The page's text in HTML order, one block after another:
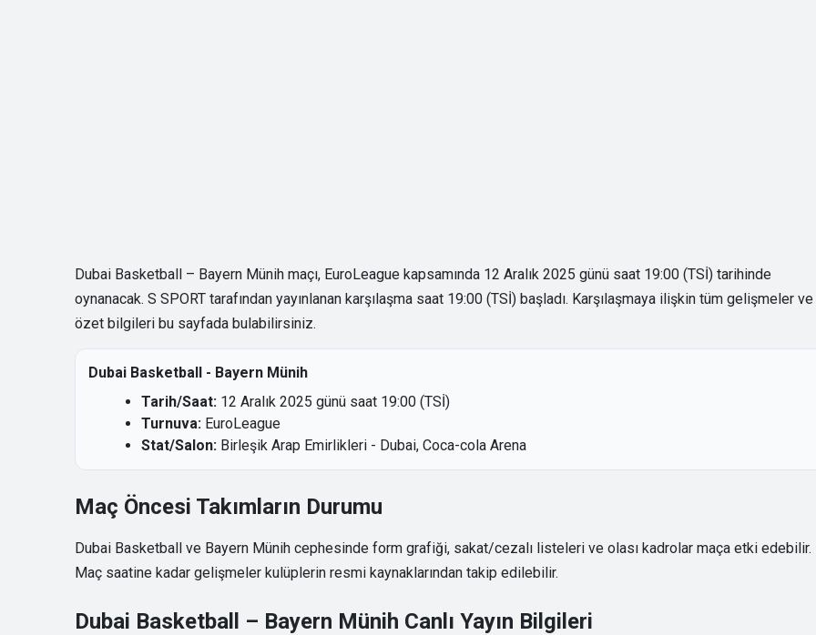
Dubai Basketball – Bayern Münih maçı, EuroLeague kapsamında 12 Aralık 2025 günü saat 19:00 (TSİ) tarihinde
oynanacak. S SPORT tarafından yayınlanan karşılaşma saat 19:00 (TSİ) başladı. Karşılaşmaya ilişkin tüm gelişmeler ve
özet bilgileri bu sayfada bulabilirsiniz.
Dubai Basketball - Bayern Münih
Tarih/Saat: 12 Aralık 2025 günü saat 19:00 (TSİ)
Turnuva: EuroLeague
Stat/Salon: Birleşik Arap Emirlikleri - Dubai, Coca-cola Arena
Maç Öncesi Takımların Durumu
Dubai Basketball ve Bayern Münih cephesinde form grafiği, sakat/cezalı listeleri ve olası kadrolar maça etki edebilir.
Maç saatine kadar gelişmeler kulüplerin resmi kaynaklarından takip edilebilir.
Dubai Basketball – Bayern Münih Canlı Yayın Bilgileri